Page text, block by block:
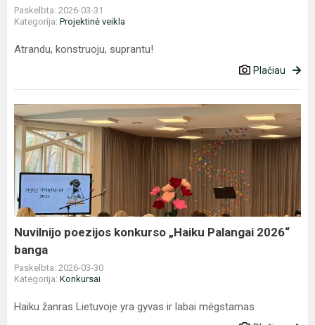
Paskelbta: 2026-03-31
Kategorija: Projektinė veikla
Atrandu, konstruoju, suprantu!
Plačiau
Nuvilnijo
poezijos
konkurso
„Haiku
Palangai
2026“
banga
Nuvilnijo poezijos konkurso „Haiku Palangai 2026“
banga
Paskelbta: 2026-03-30
Kategorija: Konkursai
Haiku žanras Lietuvoje yra gyvas ir labai mėgstamas